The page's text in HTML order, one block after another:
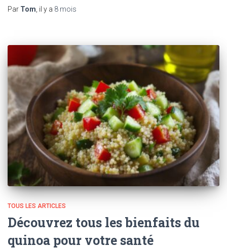
Par Tom , il y a 8 mois
TOUS LES ARTICLES
Découvrez tous les bienfaits du
quinoa pour votre santé